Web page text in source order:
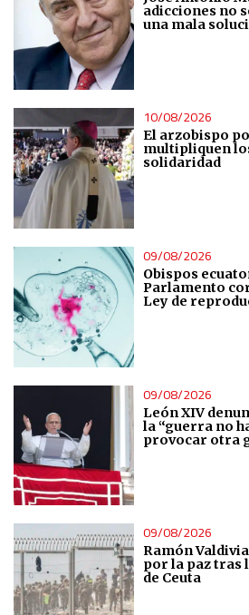
adicciones no
una mala
10/08/2026
El arzobispo
multipliquen
solidaridad
09/08/2026
Obispos
Parlamento
Ley de
09/08/2026
León XIV
la “guerra no
provocar otra
09/08/2026
Ramón
por la paz
de Ceuta